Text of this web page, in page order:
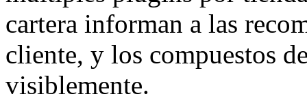
cartera informan a las
cliente, y los compuestos
visiblemente.